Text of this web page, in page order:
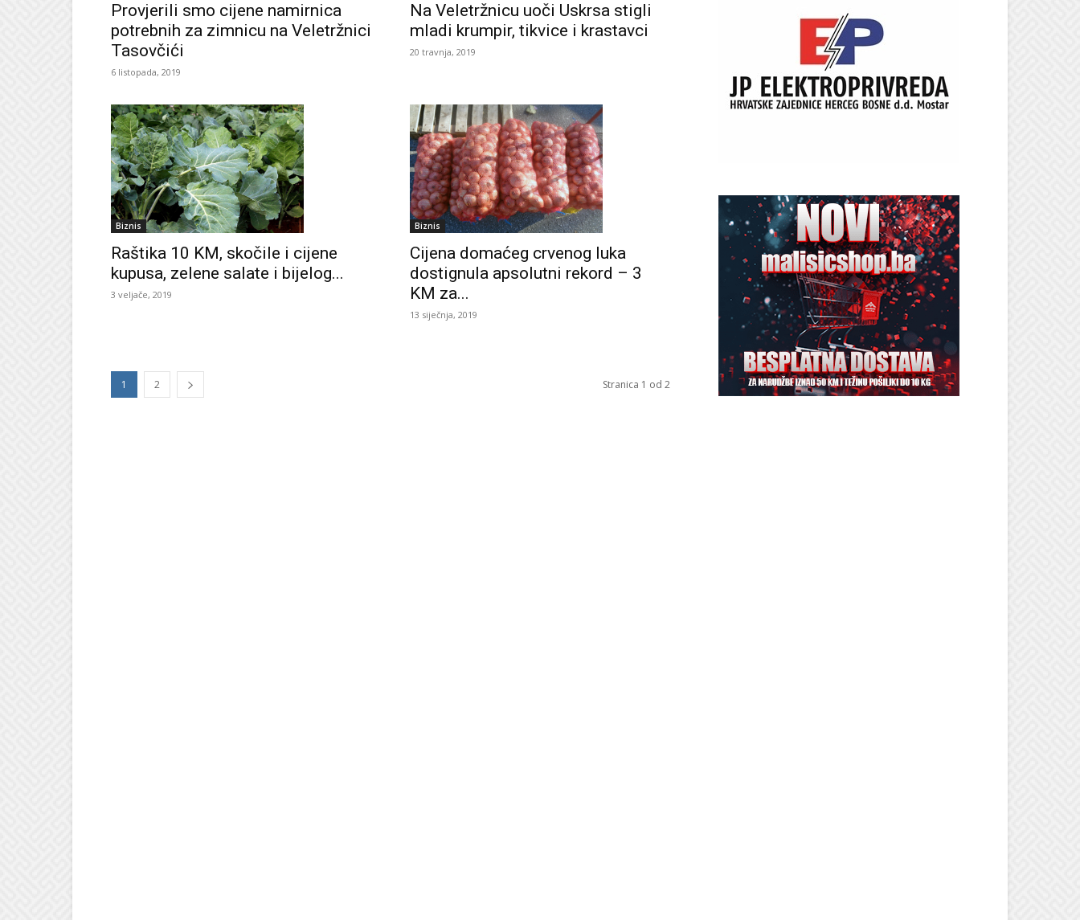
Provjerili smo cijene namirnica
potrebnih za zimnicu na Veletržnici
Tasovčići
6 listopada, 2019
Na Veletržnicu uoči Uskrsa stigli
mladi krumpir, tikvice i krastavci
20 travnja, 2019
Biznis
Raštika 10 KM, skočile i cijene
kupusa, zelene salate i bijelog...
3 veljače, 2019
Biznis
Cijena domaćeg crvenog luka
dostignula apsolutni rekord – 3
KM za...
13 siječnja, 2019
1 2 Stranica 1 od 2